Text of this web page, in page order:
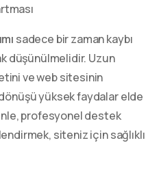
sadece bir zaman kaybı
düşünülmelidir. Uzun
ve web sitesinin
yüksek faydalar elde
profesyonel destek
siteniz için sağlıklı